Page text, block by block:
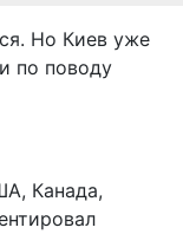
Но Киев уже
по поводу
Канада,